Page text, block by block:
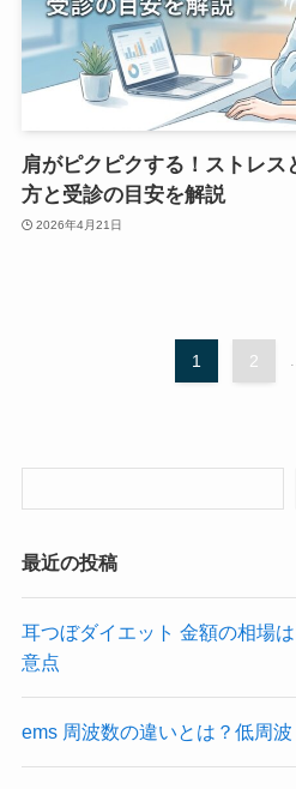
肩がピクピクする！ストレス
方と受診の目安を解説
2026年4月21日
1 2
最近の投稿
耳つぼダイエット 金額の相場
意点
ems 周波数の違いとは？低周